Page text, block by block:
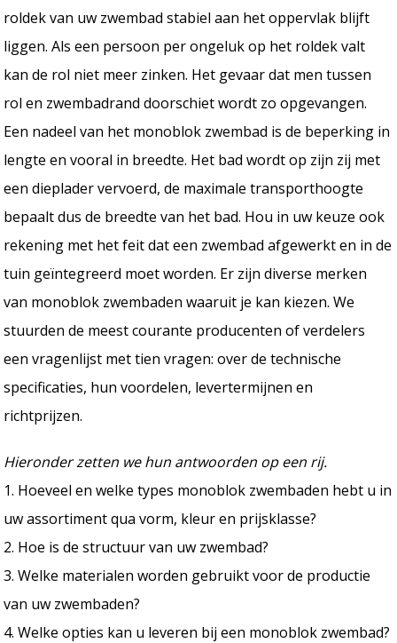
roldek van uw zwembad stabiel aan het oppervlak blijft
liggen. Als een persoon per ongeluk op het roldek valt
kan de rol niet meer zinken. Het gevaar dat men tussen
rol en zwembadrand doorschiet wordt zo opgevangen.
Een nadeel van het monoblok zwembad is de beperking in
lengte en vooral in breedte. Het bad wordt op zijn zij met
een dieplader vervoerd, de maximale transporthoogte
bepaalt dus de breedte van het bad. Hou in uw keuze ook
rekening met het feit dat een zwembad afgewerkt en in de
tuin geïntegreerd moet worden. Er zijn diverse merken
van monoblok zwembaden waaruit je kan kiezen. We
stuurden de meest courante producenten of verdelers
een vragenlijst met tien vragen: over de technische
specificaties, hun voordelen, levertermijnen en
richtprijzen.
Hieronder zetten we hun antwoorden op een rij.
1. Hoeveel en welke types monoblok zwembaden hebt u in
uw assortiment qua vorm, kleur en prijsklasse?
2. Hoe is de structuur van uw zwembad?
3. Welke materialen worden gebruikt voor de productie
van uw zwembaden?
4. Welke opties kan u leveren bij een monoblok zwembad?